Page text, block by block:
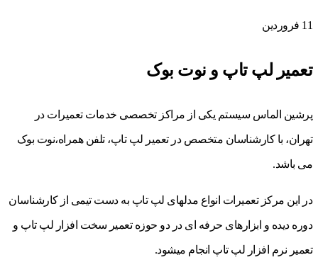
11 فروردین
تعمیر لپ تاپ و نوت بوک
پرشین الماس سیستم یکی از مراکز تخصصی خدمات تعمیرات در
تهران، با کارشناسان متخصص در تعمیر لپ تاپ، تلفن همراه،نوت بوک
می باشد.
در این مرکز تعمیرات انواع مدلهای لپ تاپ به دست تیمی از کارشناسان
دوره دیده و ابزارهای حرفه ای در دو حوزه تعمیر سخت افزار لپ تاپ و
تعمیر نرم افزار لپ تاپ انجام میشود.